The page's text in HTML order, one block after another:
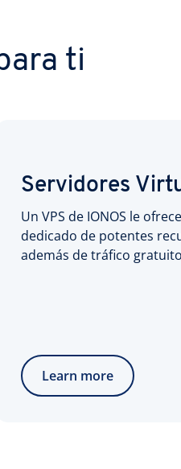
ti
Servidores
Un VPS de IONOS le
dedicado de potentes
además de tráfico
Learn more